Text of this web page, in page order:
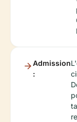
Admission
: